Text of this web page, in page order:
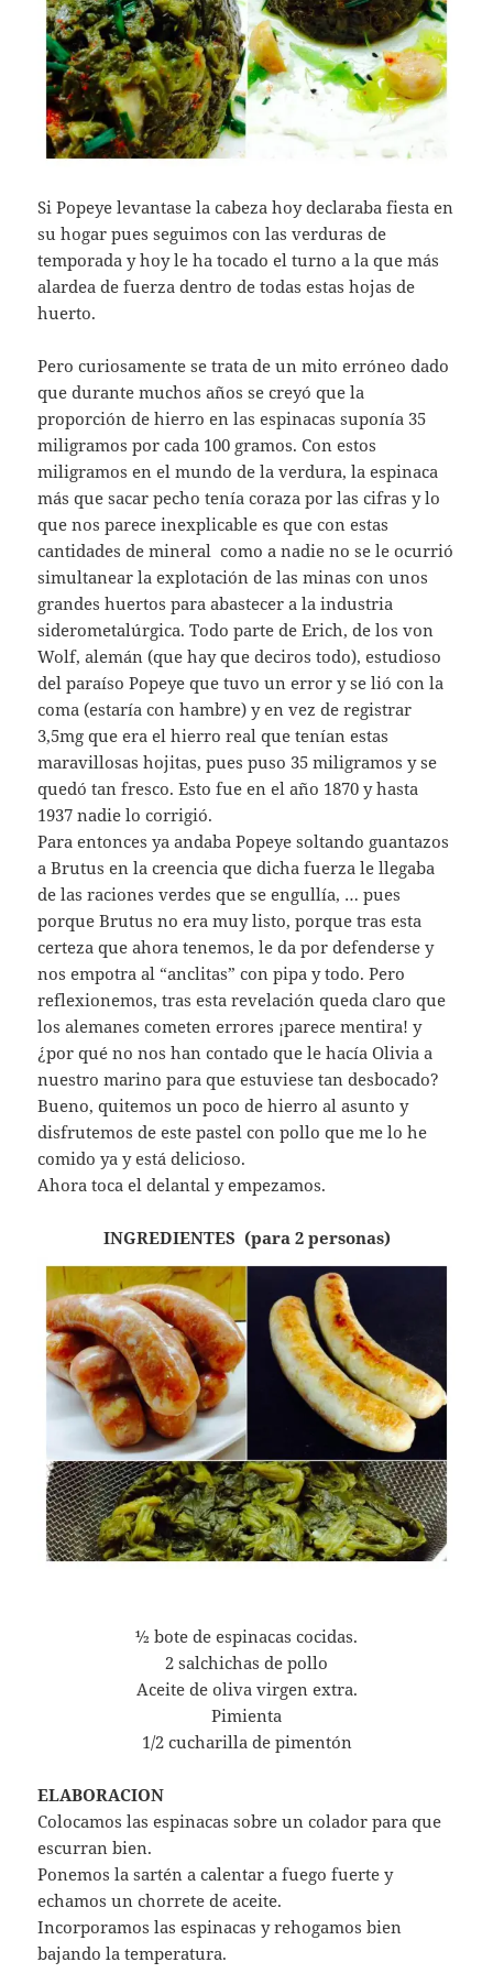
Si Popeye levantase la cabeza hoy declaraba fiesta en
su hogar pues seguimos con las verduras de
temporada y hoy le ha tocado el turno a la que más
alardea de fuerza dentro de todas estas hojas de
huerto.
Pero curiosamente se trata de un mito erróneo dado
que durante muchos años se creyó que la
proporción de hierro en las espinacas suponía 35
miligramos por cada 100 gramos. Con estos
miligramos en el mundo de la verdura, la espinaca
más que sacar pecho tenía coraza por las cifras y lo
que nos parece inexplicable es que con estas
cantidades de mineral como a nadie no se le ocurrió
simultanear la explotación de las minas con unos
grandes huertos para abastecer a la industria
siderometalúrgica. Todo parte de Erich, de los von
Wolf, alemán (que hay que deciros todo), estudioso
del paraíso Popeye que tuvo un error y se lió con la
coma (estaría con hambre) y en vez de registrar
3,5mg que era el hierro real que tenían estas
maravillosas hojitas, pues puso 35 miligramos y se
quedó tan fresco. Esto fue en el año 1870 y hasta
1937 nadie lo corrigió.
Para entonces ya andaba Popeye soltando guantazos
a Brutus en la creencia que dicha fuerza le llegaba
de las raciones verdes que se engullía, … pues
porque Brutus no era muy listo, porque tras esta
certeza que ahora tenemos, le da por defenderse y
nos empotra al “anclitas” con pipa y todo. Pero
reflexionemos, tras esta revelación queda claro que
los alemanes cometen errores ¡parece mentira! y
´¿por qué no nos han contado que le hacía Olivia a
nuestro marino para que estuviese tan desbocado?
Bueno, quitemos un poco de hierro al asunto y
disfrutemos de este pastel con pollo que me lo he
comido ya y está delicioso.
Ahora toca el delantal y empezamos.
INGREDIENTES (para 2 personas)
½ bote de espinacas cocidas.
2 salchichas de pollo
Aceite de oliva virgen extra.
Pimienta
1/2 cucharilla de pimentón
ELABORACION
Colocamos las espinacas sobre un colador para que
escurran bien.
Ponemos la sartén a calentar a fuego fuerte y
echamos un chorrete de aceite.
Incorporamos las espinacas y rehogamos bien
bajando la temperatura.